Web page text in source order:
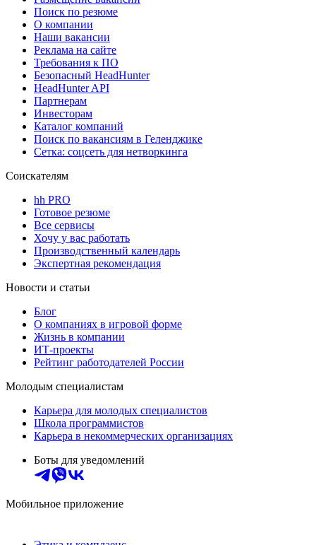
Поиск по резюме
О компании
Наши вакансии
Реклама на сайте
Требования к ПО
Безопасный HeadHunter
HeadHunter API
Партнерам
Инвесторам
Каталог компаний
Поиск по вакансиям в Геленджике
Сетка: соцсеть для нетворкинга
Соискателям
hh PRO
Готовое резюме
Все сервисы
Хочу у вас работать
Производственный календарь
Экспертная рекомендация
Новости и статьи
Блог
О компаниях в игровой форме
Жизнь в компании
ИТ-проекты
Рейтинг работодателей России
Молодым специалистам
Карьера для молодых специалистов
Школа программистов
Карьера в некоммерческих организациях
Боты для уведомлений
Мобильное приложение